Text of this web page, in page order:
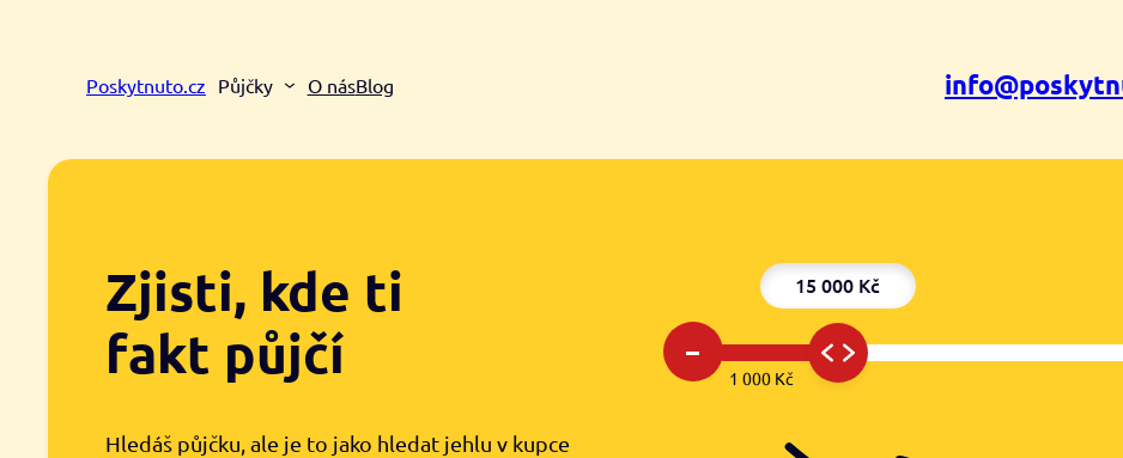
Poskytnuto.cz Půjčky O násBlog
Zjisti, kde ti
fakt půjčí
Hledáš půjčku, ale je to jako hledat jehlu v kupce
15 000 Kč
–
1 000 Kč